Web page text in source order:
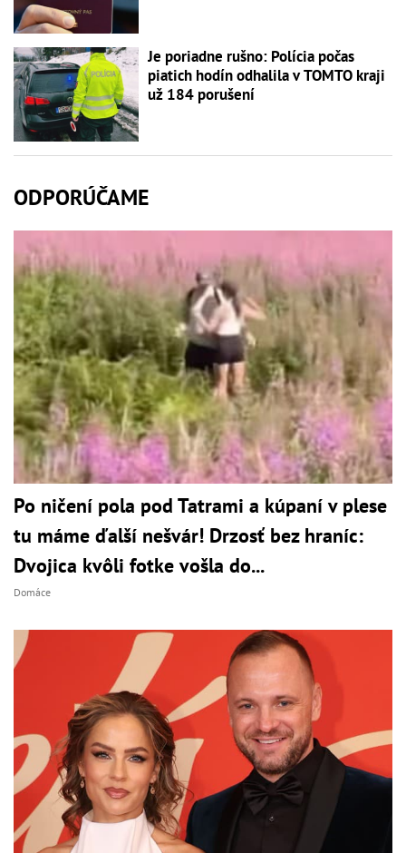
Je poriadne rušno: Polícia počas
piatich hodín odhalila v TOMTO kraji
už 184 porušení
ODPORÚČAME
Po ničení pola pod Tatrami a kúpaní v plese
tu máme ďalší nešvár! Drzosť bez hraníc:
Dvojica kvôli fotke vošla do...
Domáce